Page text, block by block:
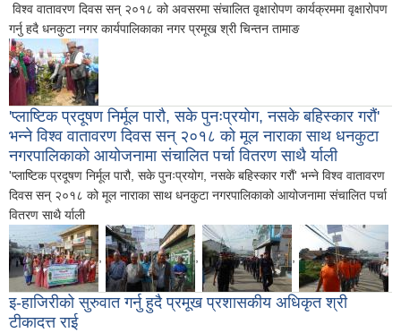
विश्व वातावरण दिवस सन् २०१८ को अवसरमा संचालित वृक्षारोपण कार्यक्रममा वृक्षारोपण
गर्नु हदै धनकुटा नगर कार्यपालिकाका नगर प्रमूख श्री चिन्तन तामाङ
'प्लाष्टिक प्रदूषण निर्मूल पारौ, सके पुनःप्रयोग, नसके बहिस्कार गरौं'
भन्ने विश्व वातावरण दिवस सन् २०१८ को मूल नाराका साथ धनकुटा
नगरपालिकाको आयोजनामा संचालित पर्चा वितरण साथै र्याली
'प्लाष्टिक प्रदूषण निर्मूल पारौ, सके पुनःप्रयोग, नसके बहिस्कार गरौं' भन्ने विश्व वातावरण
दिवस सन् २०१८ को मूल नाराका साथ धनकुटा नगरपालिकाको आयोजनामा संचालित पर्चा
वितरण साथै र्याली
, , ,
इ-हाजिरीको सुरुवात गर्नु हुदै प्रमूख प्रशासकीय अधिकृत श्री
टीकादत्त राई